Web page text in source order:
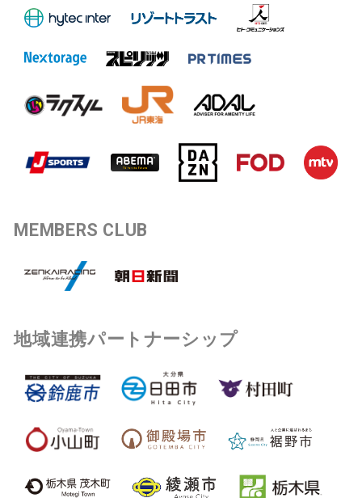
MEMBERS CLUB
地域連携パートナーシップ